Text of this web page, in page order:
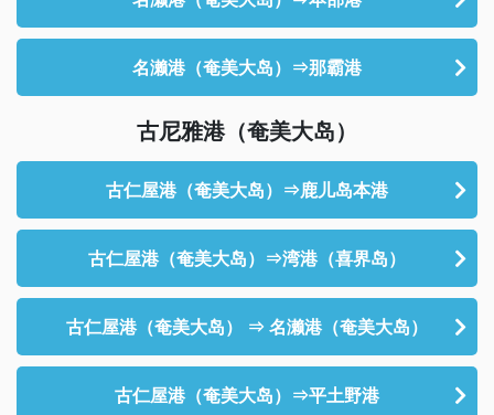
名濑港（奄美大岛）⇒那霸港
古尼雅港（奄美大岛）
古仁屋港（奄美大岛）⇒鹿儿岛本港
古仁屋港（奄美大岛）⇒湾港（喜界岛）
古仁屋港（奄美大岛） ⇒ 名濑港（奄美大岛）
古仁屋港（奄美大岛）⇒平土野港